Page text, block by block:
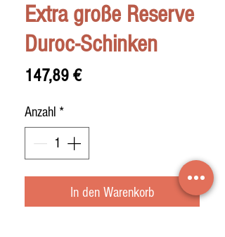
Extra große Reserve
Duroc-Schinken
147,89 €Preis
Anzahl *
In den Warenkorb